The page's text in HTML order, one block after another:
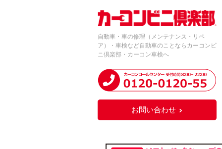
自動車・車の修理（メンテナンス・リペ
ア）・車検など自動車のことならカーコンビ
ニ倶楽部・カーコン車検へ
お問い合わせ